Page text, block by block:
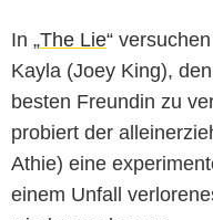
In „The Lie“
Kayla (Joey King),
besten Freundin zu
probiert der
Athie) eine
einem Unfall